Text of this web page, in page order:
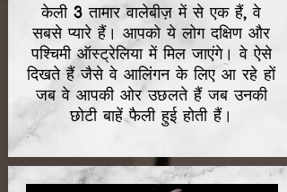
केली 3 तामार वालेबीज़ में से एक हैं, वे
सबसे प्यारे हैं। आपको ये लोग दक्षिण और
पश्चिमी ऑस्ट्रेलिया में मिल जाएंगे। वे ऐसे
दिखते हैं जैसे वे आलिंगन के लिए आ रहे हों
जब वे आपकी ओर उछलते हैं जब उनकी
छोटी बाहें फैली हुई होती हैं।